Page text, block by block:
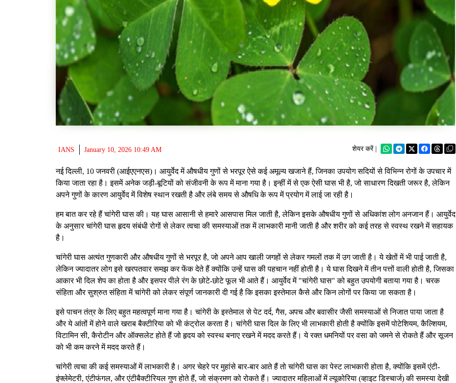
IANS January 10, 2026 10:49 AM शेयर करें |
नई दिल्ली, 10 जनवरी (आईएएनएस)। आयुर्वेद में औषधीय गुणों से भरपूर ऐसे कई अमूल्य खजाने हैं, जिनका उपयोग सदियों से विभिन्न रोगों के उपचार में
किया जाता रहा है। इसमें अनेक जड़ी-बूटियों को संजीवनी के रूप में माना गया है। इन्हीं में से एक ऐसी घास भी है, जो साधारण दिखती जरूर है, लेकिन
अपने गुणों के कारण आयुर्वेद में विशेष स्थान रखती है और लंबे समय से औषधि के रूप में प्रयोग में लाई जा रही है।
हम बात कर रहे हैं चांगेरी घास की। यह घास आसानी से हमारे आसपास मिल जाती है, लेकिन इसके औषधीय गुणों से अधिकांश लोग अनजान हैं। आयुर्वेद
के अनुसार चांगेरी घास हृदय संबंधी रोगों से लेकर त्वचा की समस्याओं तक में लाभकारी मानी जाती है और शरीर को कई तरह से स्वस्थ रखने में सहायक
है।
चांगेरी घास अत्यंत गुणकारी और औषधीय गुणों से भरपूर है, जो अपने आप खाली जगहों से लेकर गमलों तक में उग जाती है। ये खेतों में भी पाई जाती है,
लेकिन ज्यादातर लोग इसे खरपतवार समझ कर फेंक देते हैं क्योंकि उन्हें घास की पहचान नहीं होती है। ये घास दिखने में तीन पत्तों वाली होती है, जिसका
आकार भी दिल शेप का होता है और इसपर पीले रंग के छोटे-छोटे फूल भी आते हैं। आयुर्वेद में "चांगेरी घास" को बहुत उपयोगी बताया गया है। चरक
संहिता और सुश्रुत संहिता में चांगेरी को लेकर संपूर्ण जानकारी दी गई है कि इसका इस्तेमाल कैसे और किन लोगों पर किया जा सकता है।
इसे पाचन तंत्र के लिए बहुत महत्वपूर्ण माना गया है। चांगेरी के इस्तेमाल से पेट दर्द, गैस, अपच और बवासीर जैसी समस्याओं से निजात पाया जाता है
और ये आंतों में होने वाले खराब बैक्टीरिया को भी कंट्रोल करता है। चांगेरी घास दिल के लिए भी लाभकारी होती है क्योंकि इसमें पोटेशियम, कैल्शियम,
विटामिन सी, कैरोटीन और ऑक्सलेट होते हैं जो हृदय को स्वस्थ बनाए रखने में मदद करते हैं। ये रक्त धमनियों पर वसा को जमने से रोकते हैं और सूजन
को भी कम करने में मदद करते हैं।
चांगेरी त्वचा की कई समस्याओं में लाभकारी है। अगर चेहरे पर मुहांसे बार-बार आते हैं तो चांगेरी घास का पेस्ट लाभकारी होता है, क्योंकि इसमें एंटी-
इंफ्लेमेटरी, एंटीफंगल, और एंटीबैक्टीरियल गुण होते हैं, जो संक्रमण को रोकते हैं। ज्यादातर महिलाओं में ल्यूकोरिया (व्हाइट डिस्चार्ज) की समस्या देखी